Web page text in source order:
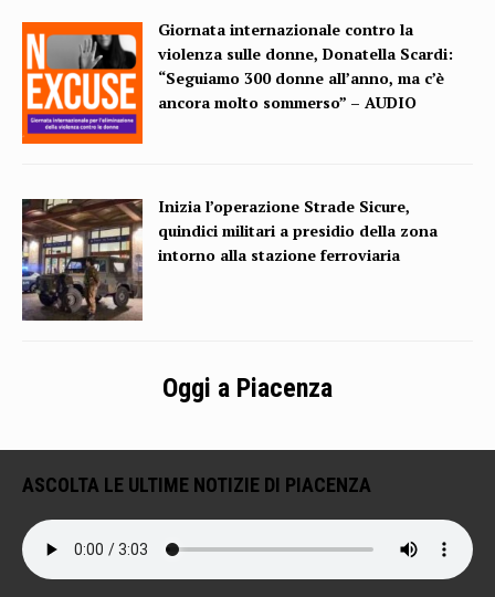
Giornata internazionale contro la
violenza sulle donne, Donatella Scardi:
“Seguiamo 300 donne all’anno, ma c’è
ancora molto sommerso” – AUDIO
Inizia l’operazione Strade Sicure,
quindici militari a presidio della zona
intorno alla stazione ferroviaria
Oggi a Piacenza
ASCOLTA LE ULTIME NOTIZIE DI PIACENZA